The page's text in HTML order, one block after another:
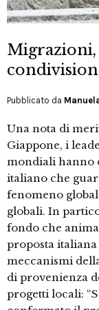
Migrazioni,
Pubblicato da
Una nota di
Giappone, i
mondiali hanno
italiano che
fenomeno
globali. In
fondo che
proposta
meccanismi
di provenienza
progetti locali: